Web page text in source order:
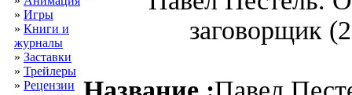
» Игры
» Книги и
журналы
» Заставки
» Трейлеры
» Рецензии